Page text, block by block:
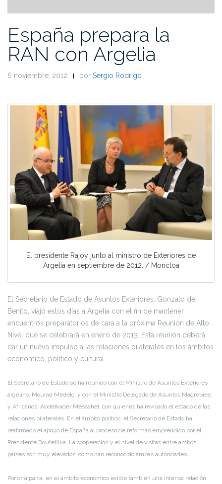
España prepara la
RAN con Argelia
6 noviembre, 2012 por Sergio Rodrigo
El presidente Rajoy junto al ministro de Exteriores de
Argelia en septiembre de 2012. / Moncloa
El Secretario de Estado de Asuntos Exteriores, Gonzalo de
Benito, viajó estos días a Argelia con el fin de mantener
encuentros preparatorios de cara a la próxima Reunión de Alto
Nivel que se celebrará en enero de 2013. Esta reunión deberá
dar un nuevo impulso a las relaciones bilaterales en los ámbitos
económico, político y cultural.
El Secretario de Estado se ha reunido con el Ministro de Asuntos Exteriores
argelino, Mourad Medelci y con el Ministro Delegado de Asuntos Magrebíes
y Africanos, Abdelkader Messahel, con quienes ha revisado el estado de las
relaciones bilaterales. En el ámbito político, el Secretario de Estado ha
reafirmado el apoyo de España al proceso de reformas emprendido por el
Presidente Bouteflika. La cooperación y el nivel de visitas entre ambos
países son muy elevados, como han reconocido ambas autoridades.
Por otra parte, en el ámbito económico existe también una intensa relación